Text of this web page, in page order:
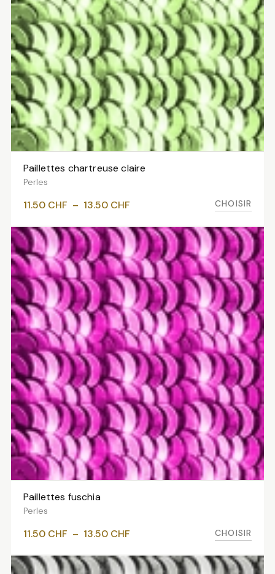
VOIR LES VARIANTES
Paillettes chartreuse claire
Perles
11.50 CHF – 13.50 CHFPlage
prix :
11.50 CHF
à
13.50 CHF
CHOISIR
VOIR LES VARIANTES
Paillettes fuschia
Perles
11.50 CHF – 13.50 CHFPlage
prix :
CHOISIR